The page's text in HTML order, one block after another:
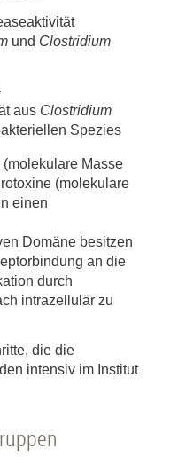
und Clostridium
aus Clostridium
Spezies
Masse
(molekulare
einen
Domäne besitzen
an die
durch
intrazellulär zu
die die
intensiv im Institut